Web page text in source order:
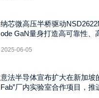
纳芯微高压半桥驱动
ode GaN量身打造高可靠性、
2025-06-05
意法半导体宣布扩大在新加坡
Fab”厂内实验室合作项目，推